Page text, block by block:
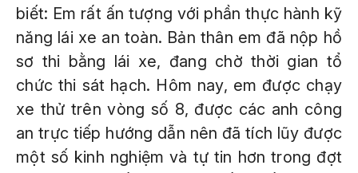
biết: Em rất ấn tượng với phần thực hành kỹ
năng lái xe an toàn. Bản thân em đã nộp hồ
sơ thi bằng lái xe, đang chờ thời gian tổ
chức thi sát hạch. Hôm nay, em được chạy
xe thử trên vòng số 8, được các anh công
an trực tiếp hướng dẫn nên đã tích lũy được
một số kinh nghiệm và tự tin hơn trong đợt